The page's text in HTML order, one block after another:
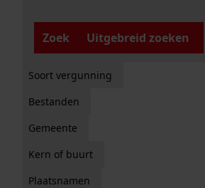
Zoek
Uitgebreid zoeken
Soort vergunning
Bestanden
Gemeente
Kern of buurt
Plaatsnamen